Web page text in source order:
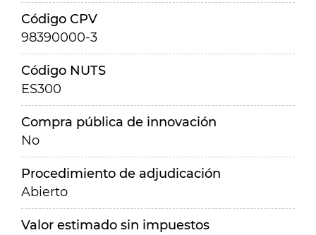
Código CPV
98390000-3
Código NUTS
ES300
Compra pública de innovación
No
Procedimiento de adjudicación
Abierto
Valor estimado sin impuestos